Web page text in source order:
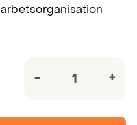
-
Trädplantor,
mängd
+